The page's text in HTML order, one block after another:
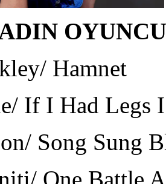
OYUNCU
Hamnet
If I Had Legs
Song Sung
One Battle